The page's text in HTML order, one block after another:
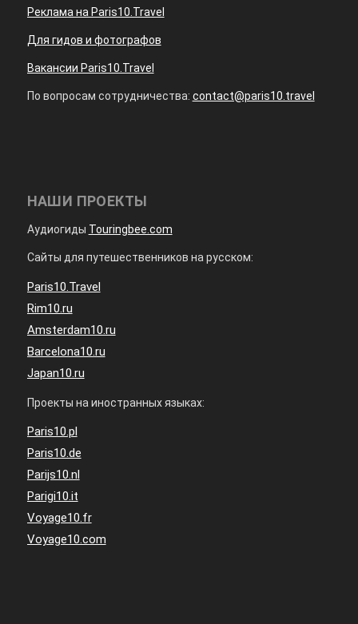
Реклама на Paris10.Travel
Для гидов и фотографов
Вакансии Paris10.Travel
По вопросам сотрудничества: contact@paris10.travel
НАШИ ПРОЕКТЫ
Аудиогиды Touringbee.com
Сайты для путешественников на русском:
Paris10.Travel
Rim10.ru
Amsterdam10.ru
Barcelona10.ru
Japan10.ru
Проекты на иностранных языках:
Paris10.pl
Paris10.de
Parijs10.nl
Parigi10.it
Voyage10.fr
Voyage10.com